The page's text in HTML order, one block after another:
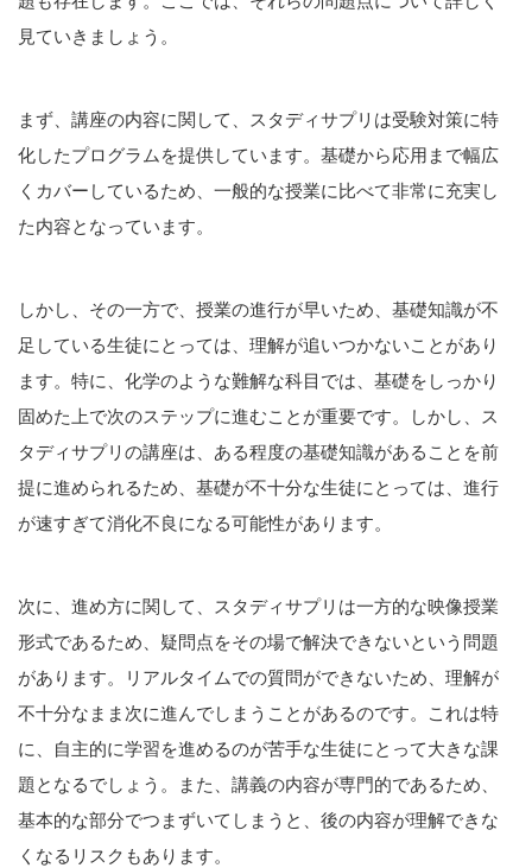
見ていきましょう。
まず、講座の内容に関して、スタディサプリは受験対策に特
化したプログラムを提供しています。基礎から応用まで幅広
くカバーしているため、一般的な授業に比べて非常に充実し
た内容となっています。
しかし、その一方で、授業の進行が早いため、基礎知識が不
足している生徒にとっては、理解が追いつかないことがあり
ます。特に、化学のような難解な科目では、基礎をしっかり
固めた上で次のステップに進むことが重要です。しかし、ス
タディサプリの講座は、ある程度の基礎知識があることを前
提に進められるため、基礎が不十分な生徒にとっては、進行
が速すぎて消化不良になる可能性があります。
次に、進め方に関して、スタディサプリは一方的な映像授業
形式であるため、疑問点をその場で解決できないという問題
があります。リアルタイムでの質問ができないため、理解が
不十分なまま次に進んでしまうことがあるのです。これは特
に、自主的に学習を進めるのが苦手な生徒にとって大きな課
題となるでしょう。また、講義の内容が専門的であるため、
基本的な部分でつまずいてしまうと、後の内容が理解できな
くなるリスクもあります。